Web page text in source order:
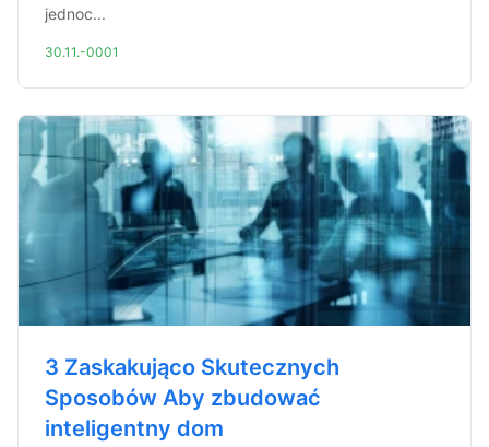
jednoc...
30.11.-0001
3 Zaskakująco Skutecznych
Sposobów Aby zbudować
inteligentny dom